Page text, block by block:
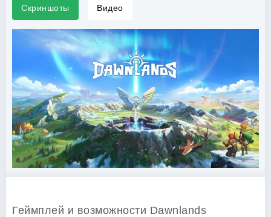
Скриншоты Видео
Геймплей и возможности Dawnlands